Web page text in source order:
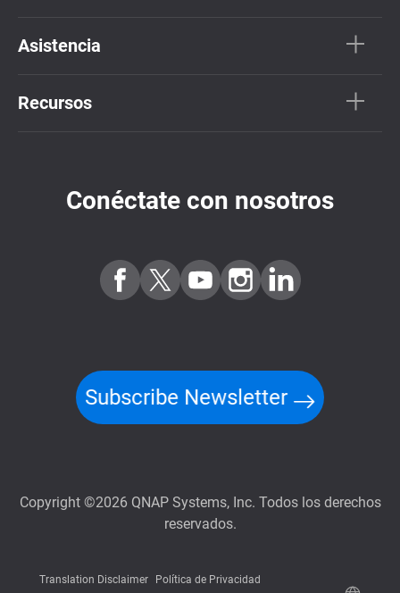
Asistencia
Recursos
Conéctate con nosotros
Subscribe Newsletter
Copyright ©2026 QNAP Systems, Inc. Todos los derechos
reservados.
Translation Disclaimer Política de Privacidad